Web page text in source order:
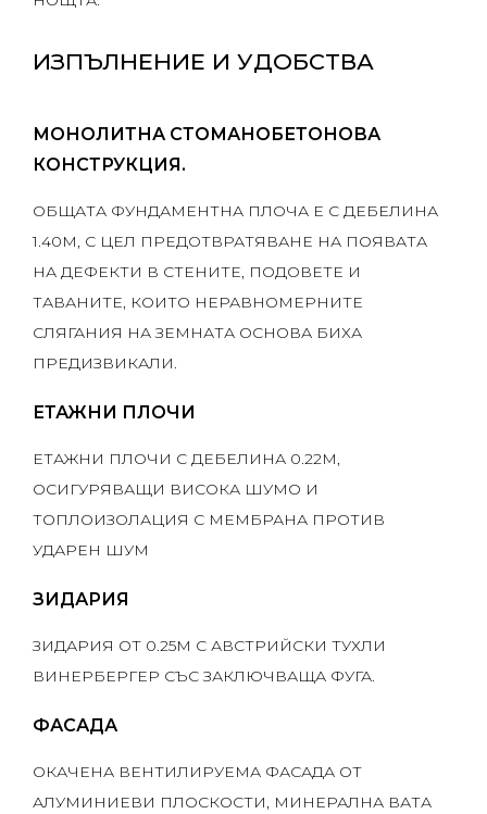
ИЗПЪЛНЕНИЕ И УДОБСТВА
МОНОЛИТНА СТОМАНОБЕТОНОВА
КОНСТРУКЦИЯ.
ОБЩАТА ФУНДАМЕНТНА ПЛОЧА Е С ДЕБЕЛИНА
1.40M, С ЦЕЛ ПРЕДОТВРАТЯВАНЕ НА ПОЯВАТА
НА ДЕФЕКТИ В СТЕНИТЕ, ПОДОВЕТЕ И
ТАВАНИТЕ, КОИТО НЕРАВНОМЕРНИТЕ
СЛЯГАНИЯ НА ЗЕМНАТА ОСНОВА БИХА
ПРЕДИЗВИКАЛИ.
ЕТАЖНИ ПЛОЧИ
ЕТАЖНИ ПЛОЧИ С ДЕБЕЛИНА 0.22M,
ОСИГУРЯВАЩИ ВИСОКА ШУМО И
ТОПЛОИЗОЛАЦИЯ С МЕМБРАНА ПРОТИВ
УДАРЕН ШУМ
ЗИДАРИЯ
ЗИДАРИЯ ОТ 0.25M С АВСТРИЙСКИ ТУХЛИ
ВИНЕРБЕРГЕР СЪС ЗАКЛЮЧВАЩА ФУГА.
ФАСАДА
ОКАЧЕНА ВЕНТИЛИРУЕМА ФАСАДА ОТ
АЛУМИНИЕВИ ПЛОСКОСТИ, МИНЕРАЛНА ВАТА